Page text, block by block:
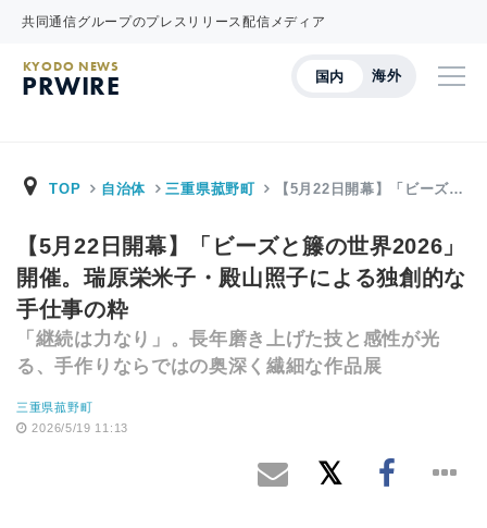
共同通信グループのプレスリリース配信メディア
国内 海外
KYODO NEWS
PRWIRE
TOP 自治体 三重県菰野町 【5月22日開幕】「ビーズ…
【5月22日開幕】「ビーズと籐の世界2026」
開催。瑞原栄米子・殿山照子による独創的な
手仕事の粋
「継続は力なり」。長年磨き上げた技と感性が光
る、手作りならではの奥深く繊細な作品展
三重県菰野町
2026/5/19 11:13